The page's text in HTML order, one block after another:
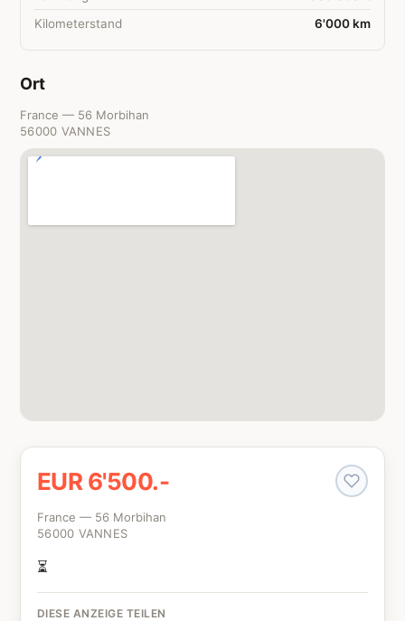
Kilometerstand
6'000 km
Ort
France — 56 Morbihan
56000 VANNES
EUR 6'500.-
France — 56 Morbihan
56000 VANNES
⏳
DIESE ANZEIGE TEILEN